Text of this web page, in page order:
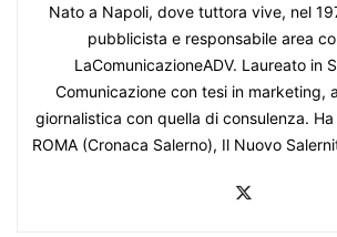
Nato a Napoli, dove tuttora vive, nel
pubblicista e responsabile area
LaComunicazioneADV. Laureato in
Comunicazione con tesi in marketing,
giornalistica con quella di consulenza.
ROMA (Cronaca Salerno), Il Nuovo